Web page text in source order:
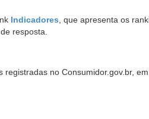
Indicadores, que apresenta os
resposta.
no Consumidor.gov.br,